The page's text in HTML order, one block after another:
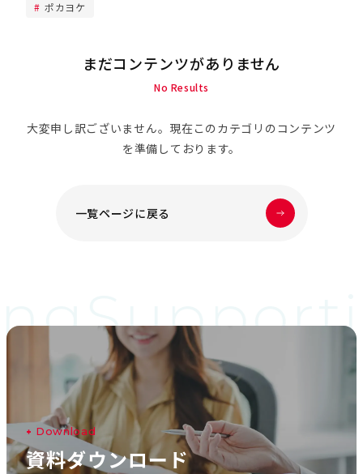
ポカヨケ
まだコンテンツがありません
No Results
大変申し訳ございません。現在このカテゴリのコンテンツ
を準備しております。
一覧ページに戻る
Download
資料ダウンロー ド